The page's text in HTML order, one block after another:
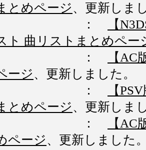
とめページ、更新しま
：
【
ト 曲リストまとめペー
：
【
ージ、更新しました。
：
【
とめページ、更新しま
：
【AC
ページ、更新しました